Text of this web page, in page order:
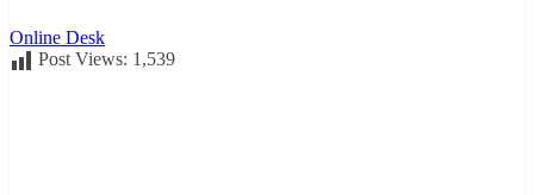
Online Desk
Post Views: 1,539